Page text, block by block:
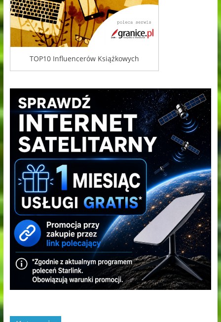
TOP10 Influencerów Książkowych